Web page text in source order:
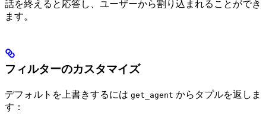
話を終えると応答し、ユーザーから割り込まれることができ
ます。
フィルターのカスタマイズ
デフォルトを上書きするには get_agent からタプルを返しま
す：